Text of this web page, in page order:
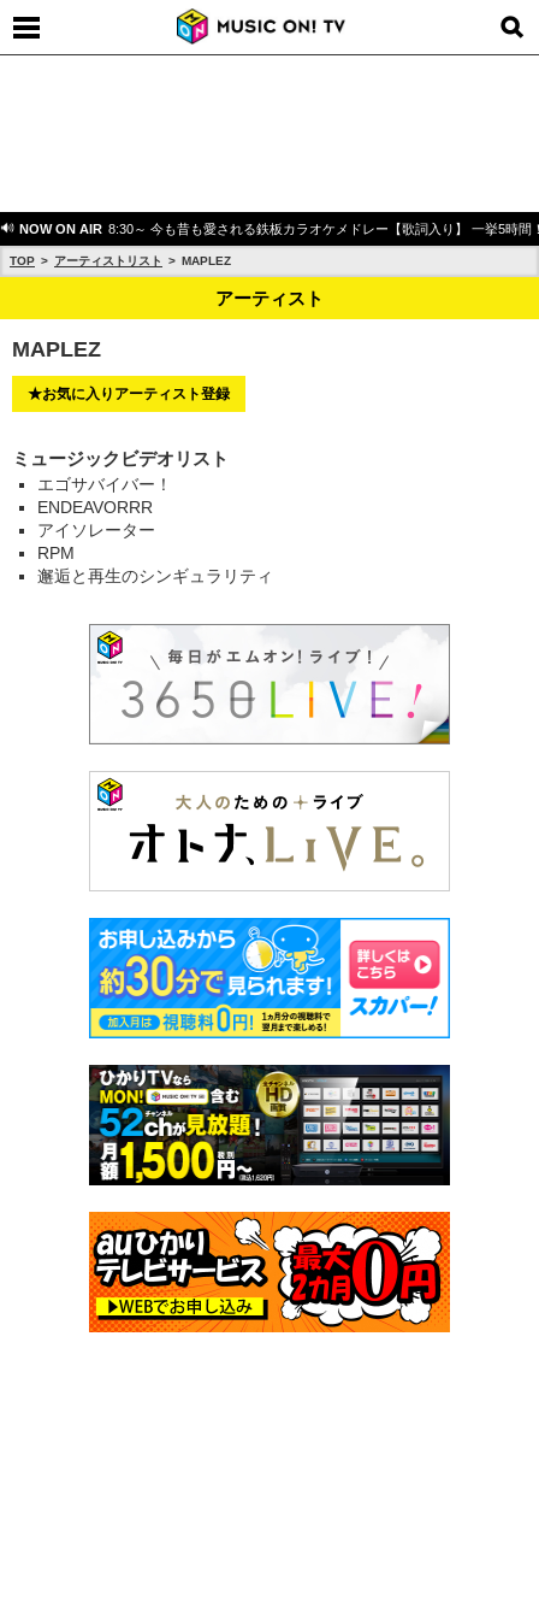
NOW ON AIR 8:30～ 今も昔も愛される鉄板カラオケメドレー【歌詞入り】 一挙5時間
TOP アーティストリスト MAPLEZ
アーティスト
MAPLEZ
★お気に入りアーティスト登録
ミュージックビデオリスト
エゴサバイバー！
ENDEAVORRR
アイソレーター
RPM
邂逅と再生のシンギュラリティ